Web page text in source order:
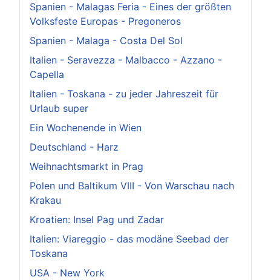
Spanien - Malagas Feria - Eines der größten
Volksfeste Europas - Pregoneros
Spanien - Malaga - Costa Del Sol
Italien - Seravezza - Malbacco - Azzano -
Capella
Italien - Toskana - zu jeder Jahreszeit für
Urlaub super
Ein Wochenende in Wien
Deutschland - Harz
Weihnachtsmarkt in Prag
Polen und Baltikum VIII - Von Warschau nach
Krakau
Kroatien: Insel Pag und Zadar
Italien: Viareggio - das modäne Seebad der
Toskana
USA - New York